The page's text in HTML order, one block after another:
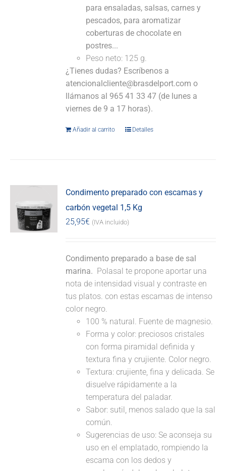
para ensaladas, salsas, carnes y
pescados, para aromatizar
coberturas de chocolate en
postres...
Peso neto: 125 g.
¿Tienes dudas? Escríbenos a
atencionalcliente@brasdelport.com o
llámanos al 965 41 33 47 (de lunes a
viernes de 9 a 17 horas).
Añadir al carrito Detalles
Condimento preparado con escamas y
carbón vegetal 1,5 Kg
25,95€ (IVA incluido)
Condimento preparado a base de sal
marina. Polasal te propone aportar una
nota de intensidad visual y contraste en
tus platos. con estas escamas de intenso
color negro.
100 % natural. Fuente de magnesio.
Forma y color: preciosos cristales
con forma piramidal definida y
textura fina y crujiente. Color negro.
Textura: crujiente, fina y delicada. Se
disuelve rápidamente a la
temperatura del paladar.
Sabor: sutil, menos salado que la sal
común.
Sugerencias de uso: Se aconseja su
uso en el emplatado, rompiendo la
escama con los dedos y